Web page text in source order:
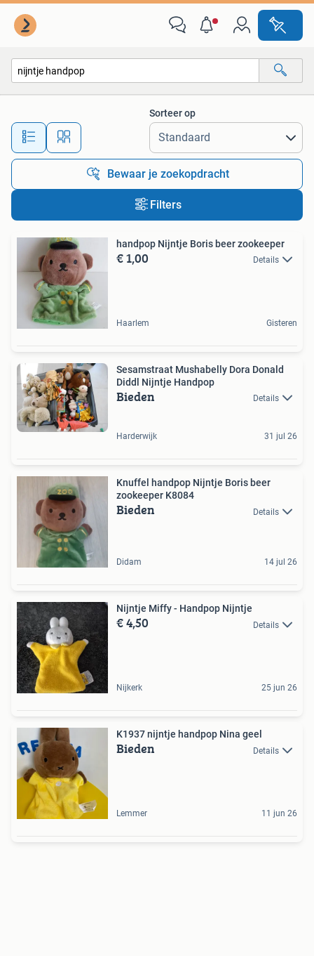
Alle afstanden…
Sorteer op
Bewaar je zoekopdracht
Filters
handpop Nijntje Boris beer zookeeper
€ 1,00 Details
Haarlem Gisteren
Sesamstraat Mushabelly Dora Donald
Diddl Nijntje Handpop
Bieden Details
Harderwijk 31 jul 26
Knuffel handpop Nijntje Boris beer
zookeeper K8084
Bieden Details
Didam 14 jul 26
Nijntje Miffy - Handpop Nijntje
€ 4,50 Details
Nijkerk 25 jun 26
K1937 nijntje handpop Nina geel
Bieden Details
Lemmer 11 jun 26